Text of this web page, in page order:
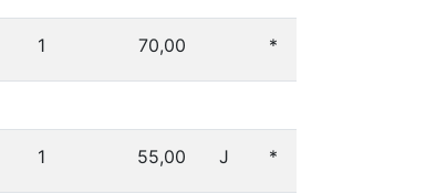
1 70,00 *
1 55,00 J *